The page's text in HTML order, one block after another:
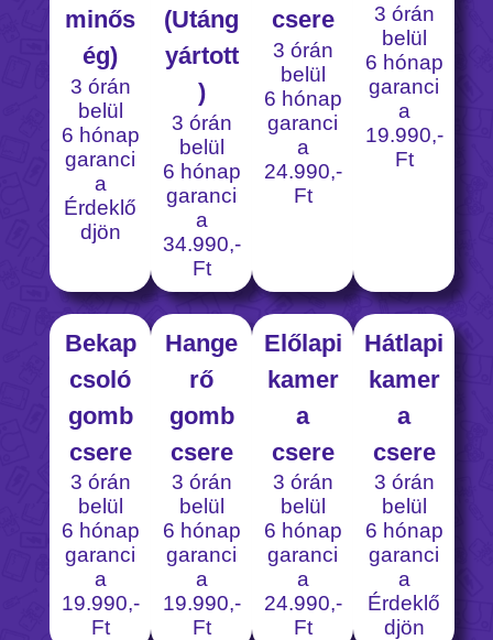
minős
ég)
3 órán
belül
6 hónap
garanci
a
Érdeklő
djön
(Utáng
yártott
)
3 órán
belül
6 hónap
garanci
a
34.990,-
Ft
csere
3 órán
belül
6 hónap
garanci
a
24.990,-
Ft
3 órán
belül
6 hónap
garanci
a
19.990,-
Ft
Bekap
csoló
gomb
csere
3 órán
belül
6 hónap
garanci
a
19.990,-
Ft
Hange
rő
gomb
csere
3 órán
belül
6 hónap
garanci
a
19.990,-
Ft
Előlapi
kamer
a
csere
3 órán
belül
6 hónap
garanci
a
24.990,-
Ft
Hátlapi
kamer
a
csere
3 órán
belül
6 hónap
garanci
a
Érdeklő
djön